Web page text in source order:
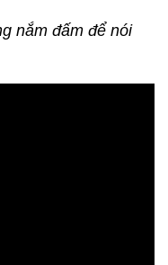
nắm đấm để nói